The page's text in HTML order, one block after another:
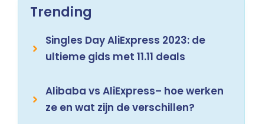
Trending
Singles Day AliExpress 2023: de
ultieme gids met 11.11 deals
Alibaba vs AliExpress– hoe werken
ze en wat zijn de verschillen?